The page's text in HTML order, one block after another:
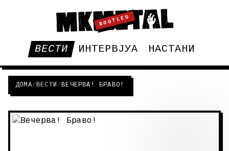
BOOTLEG
ВЕСТИ ИНТЕРВЈУА НАСТАНИ
ДОМА/ВЕСТИ /ВЕЧЕРВА! БРАВО!